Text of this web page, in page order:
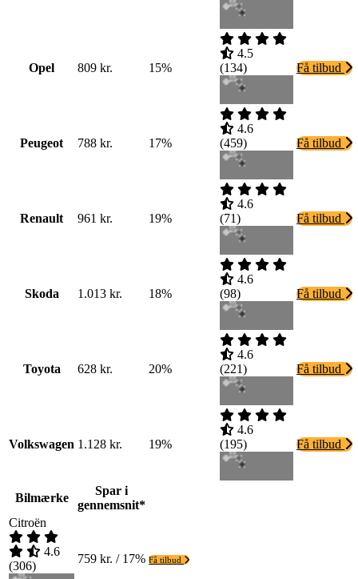
Opel 809 kr. 15%
4.5
(134) Få tilbud
Peugeot 788 kr. 17%
4.6
(459) Få tilbud
Renault 961 kr. 19%
4.6
(71) Få tilbud
Skoda 1.013 kr. 18%
4.6
(98) Få tilbud
Toyota 628 kr. 20%
4.6
(221) Få tilbud
Volkswagen 1.128 kr. 19%
4.6
(195) Få tilbud
Bilmærke
Spar i
gennemsnit*
Citroën
4.6
(306)
759 kr. / 17% Få tilbud